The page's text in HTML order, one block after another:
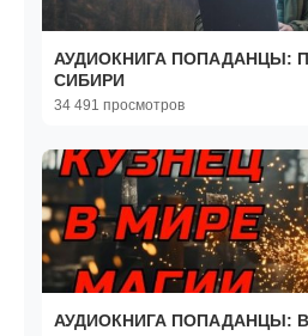
АУДИОКНИГА ПОПАДАНЦЫ:
СИБИРИ
34 491 просмотров
АУДИОКНИГА ПОПАДАНЦЫ: